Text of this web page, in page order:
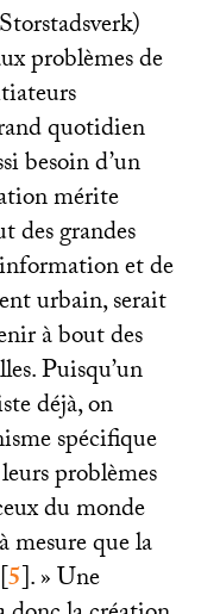
problèmes de
quotidien
besoin d’un
mérite
grandes
et de
urbain, serait
à bout des
Puisqu’un
déjà, on
spécifique
problèmes
du monde
mesure que la
5].» Une